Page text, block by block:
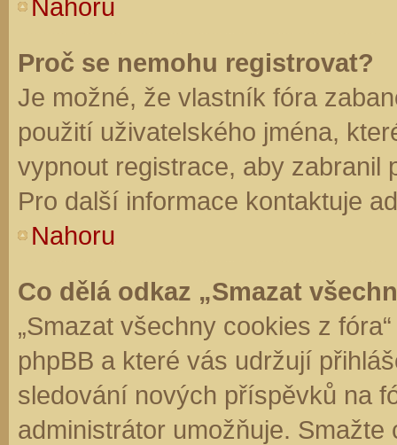
Nahoru
Proč se nemohu registrovat?
Je možné, že vlastník fóra
použití uživatelského jména,
vypnout registrace, aby zabranil
Pro další informace kontaktuje
Nahoru
Co dělá odkaz „Smazat
„Smazat všechny cookies z
phpBB a které vás udržují
sledování nových příspěvků na
administrátor umožňuje.